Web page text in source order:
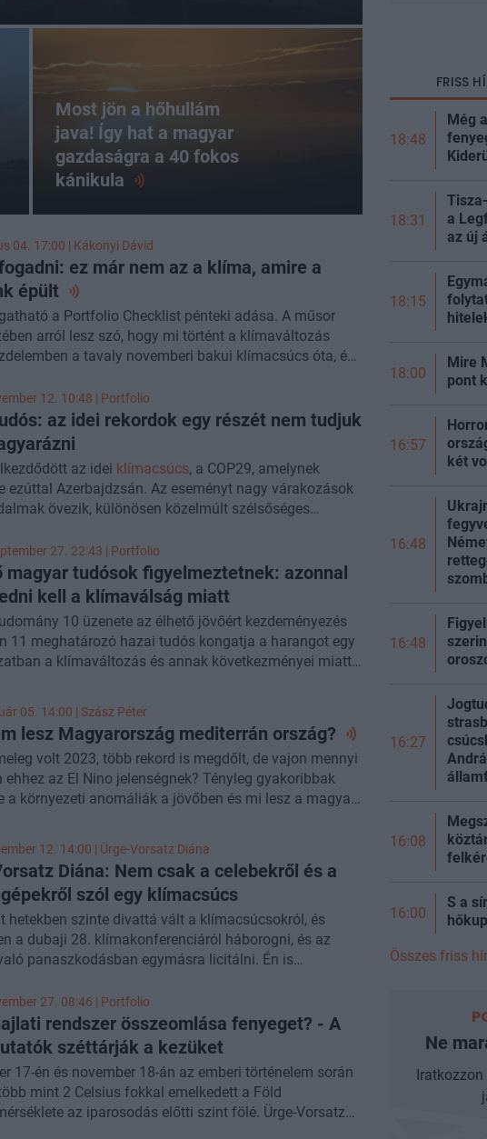
Most jön a hőhullám
java! Így hat a magyar
gazdaságra a 40 fokos
kánikula
04. 17:00 | Kákonyi Dávid
ez már nem az a klíma, amire a
épült
a Portfolio Checklist pénteki adása. A műsor
arról lesz szó, hogy mi történt a klímaváltozás
a tavaly novemberi bakui klímacsúcs óta, és
megközelíteni a problémát a politikai és
szereplők részéről. A témában Ürge-Vorsatz Diána, a
és az ENSZ Éghajlatváltozási Kormányközi
alelnöke lesz a vendégünk. Az adás második
az ETF-ek piacán élesedő versenyt vesszük szemügyre.
piaci fejlemények felgöngyölítése mellett arról is szó
idehaza hogy áll a termék ázsiója, és milyen
, a Portfolio elemzőjét kérdezzük.
12. 10:48 | Portfolio
az idei rekordok egy részét nem tudjuk
az idei klímacsúcs, a COP29, amelynek
ezúttal Azerbajdzsán. Az eseményt nagy várakozások
övezik, különösen közelmúlt szélsőséges
fényében. Ürge-Vorsatz Diána szerint a tavalyi dubaji
a fosszilis tüzelőanyagok elhagyásának
történelmi jelentőségű volt, de azóta nem történt
Az idei csúcs fő témái között megtalálható a
támogatása, a magánszektor erősebb
a klímaváltozás elleni harcba, és a kibocsátás-
célok ambiciózusabbá tétele is. Emellett egyre több
hogy mérsékelje a klímaváltozás hatásait –
mellett ezekről a témákról beszéltÜrge-Vorsatz Diána
, a
és az ENSZ Éghajlatváltozási Kormányközi
alelnöke a Portfolio Checklist hétfői adásában.
27. 22:43 | Portfolio
magyar tudósok figyelmeztetnek: azonnal
kell a klímaválság miatt
10 üzenete az élhető jövőért kezdeményezés
11 meghatározó hazai tudós kongatja a harangot egy
a klímaváltozás és annak következményei miatt.
kevésbé terhelő alternatívája.
05. 14:00 | Szász Péter
lesz Magyarország mediterrán ország?
volt 2023, több rekord is megdőlt, de vajon mennyi
ehhez az El Nino jelenségnek? Tényleg gyakoribbak
a környezeti anomáliák a jövőben és mi lesz a magyar
az akkumulátorgyártás felpörgetésének?
Checklist január 5-i adásában Ürge-Vorsatz Diána
a Közép Európai Egyetem professzora, az ENSZ
Kormányközi Testületének alelnöke volt a
12. 14:00 | Ürge-Vorsatz Diána
Diána: Nem csak a celebekről és a
szól egy klímacsúcs
hetekben szinte divattá vált a klímacsúcsokról, és
a dubaji 28. klímakonferenciáról háborogni, és az
panaszkodásban egymásra licitálni. Én is
aggályom van ezzel kapcsolatban. Végül
magam, hogy az ENSZ Éghajlatváltozási
Testületének (IPCC) alelnökének azért ott a helyem,
a klímakonferencia kezdete előtt végül rászántam
utazásra.
27. 08:46 | Portfolio
rendszer összeomlása fenyeget? - A
széttárják a kezüket
17-én és november 18-án az emberi történelem során
mint 2 Celsius fokkal emelkedett a Föld
az iparosodás előtti szint fölé. Ürge-Vorsatz
FRISS
18:48
Még
18:31
a
az új
18:15
18:00
Mire
pont
16:57
két
16:48
16:48
16:27
16:08
16:00
S a
Összes friss hír
Ne